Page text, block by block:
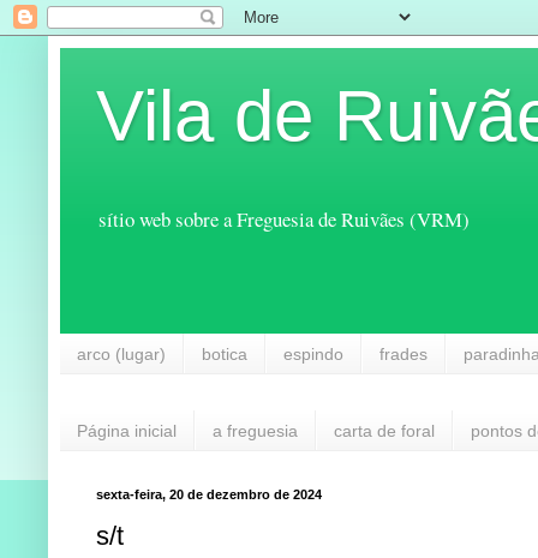
Vila de
sítio web sobre a Freguesia de Ruivães (VRM)
arco (lugar) botica espindo frades
Página inicial a freguesia carta de foral pontos
sexta-feira, 20 de dezembro de 2024
s/t